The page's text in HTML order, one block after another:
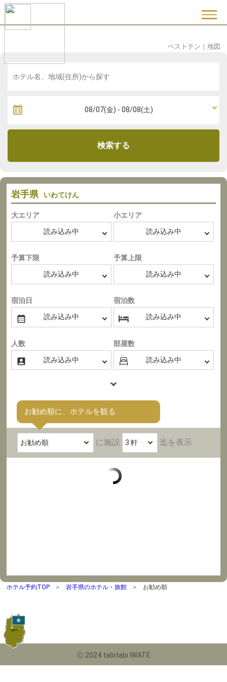
地図
｜
ベストテン
検索する
岩手県 いわてけん
大エリア 小エリア
予算下限 予算上限
宿泊日 宿泊数
人数 部屋数
お勧め順に、ホテルを観る
に施設 迄を表示
ホテル予約TOP 岩手県のホテル・旅館 お勧め順
ⓒ 2024 tabitabi IWATE